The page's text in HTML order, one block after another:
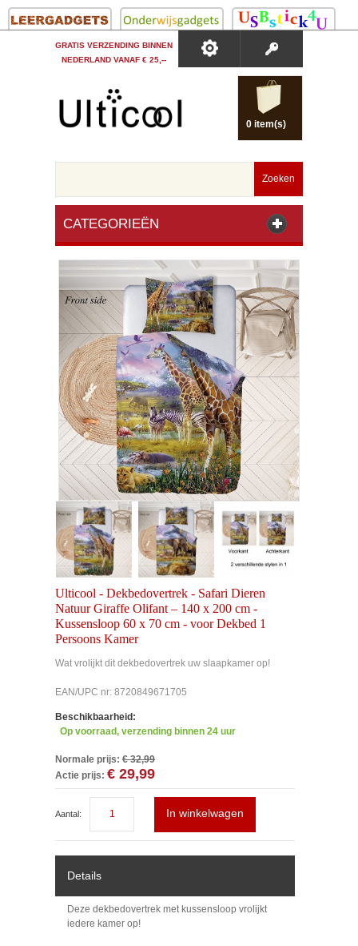
GRATIS VERZENDING BINNEN
NEDERLAND VANAF € 25,--
0 item(s)
Zoeken
CATEGORIEËN
Ulticool - Dekbedovertrek - Safari Dieren
Natuur Giraffe Olifant – 140 x 200 cm -
Kussensloop 60 x 70 cm - voor Dekbed 1
Persoons Kamer
Wat vrolijkt dit dekbedovertrek uw slaapkamer op!
EAN/UPC nr: 8720849671705
Beschikbaarheid:
Op voorraad, verzending binnen 24 uur
Normale prijs: € 32,99
Actie prijs: € 29,99
Aantal: In winkelwagen
Details
Deze dekbedovertrek met kussensloop vrolijkt
iedere kamer op!